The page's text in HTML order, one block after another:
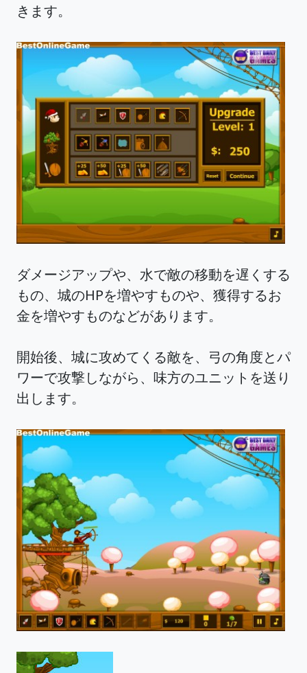
きます。
ダメージアップや、水で敵の移動を遅くする
もの、城のHPを増やすものや、獲得するお
金を増やすものなどがあります。
開始後、城に攻めてくる敵を、弓の角度とパ
ワーで攻撃しながら、味方のユニットを送り
出します。